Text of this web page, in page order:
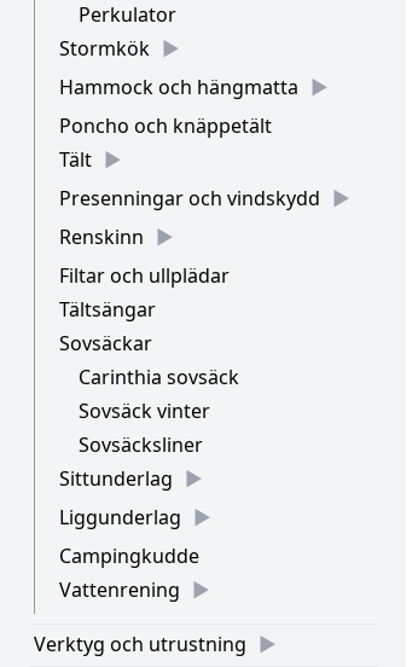
Perkulator
Stormkök
Hammock och hängmatta
Poncho och knäppetält
Tält
Presenningar och vindskydd
Renskinn
Filtar och ullplädar
Tältsängar
Sovsäckar
Carinthia sovsäck
Sovsäck vinter
Sovsäcksliner
Sittunderlag
Liggunderlag
Campingkudde
Vattenrening
Verktyg och utrustning